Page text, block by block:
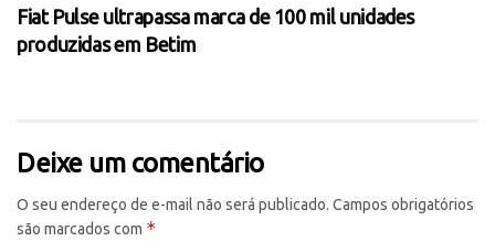
Fiat Pulse ultrapassa marca de 100 mil unidades
produzidas em Betim
Deixe um comentário
O seu endereço de e-mail não será publicado. Campos obrigatórios
são marcados com *